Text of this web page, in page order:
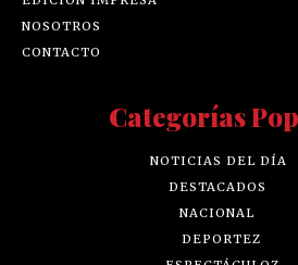
NOSOTROS
CONTACTO
Categorías
NOTICIAS DEL DÍA
DESTACADOS
NACIONAL
DEPORTEZ